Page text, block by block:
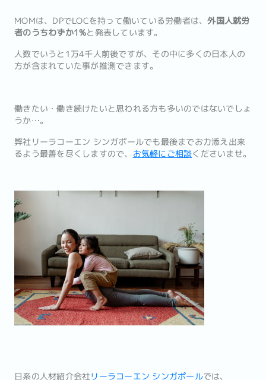
MOMは、DPでLOCを持って働いている労働者は、外国人就労
者のうちわずか1%と発表しています。
人数でいうと1万4千人前後ですが、その中に多くの日本人の
方が含まれていた事が推測できます。
働きたい・働き続けたいと思われる方も多いのではないでしょ
うか…。
弊社リーラコーエン シンガポールでも最後までお力添え出来
るよう最善を尽くしますので、 お気軽にご相談くださいませ。
日系の人材紹介会社リーラコーエン シンガポールでは、